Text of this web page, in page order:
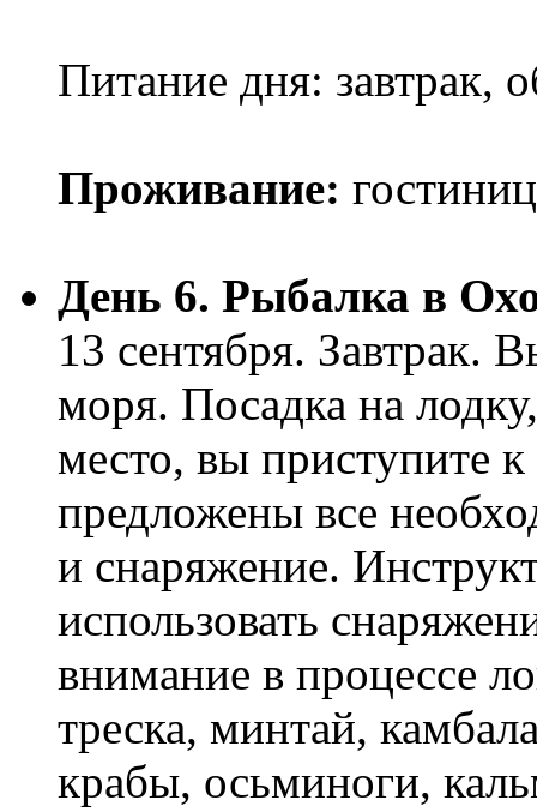
Питание дня: завтрак,
Проживание:
День 6. Рыбалка в
13 сентября. Завтрак.
моря. Посадка на
место, вы приступите
предложены все
и снаряжение.
использовать
внимание в процессе
треска, минтай,
крабы, осьминоги,